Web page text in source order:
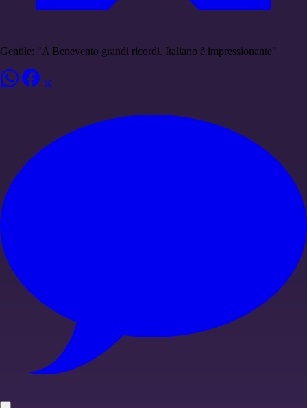
Gentile: "A Benevento grandi ricordi. Italiano è impressionante"